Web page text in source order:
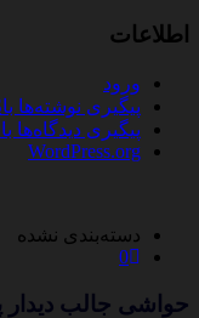
اطلاعات
ورود
پیگیری نوشته‌ها با
پیگیری دیدگاه‌ها با
WordPress.org
دسته‌بندی نشده
0
حواشی جالب دیدار